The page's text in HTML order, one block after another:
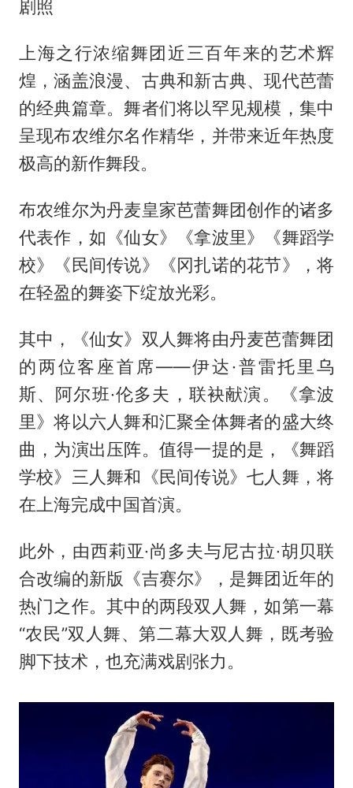
剧照
上海之行浓缩舞团近三百年来的艺术辉
煌，涵盖浪漫、古典和新古典、现代芭蕾
的经典篇章。舞者们将以罕见规模，集中
呈现布农维尔名作精华，并带来近年热度
极高的新作舞段。
布农维尔为丹麦皇家芭蕾舞团创作的诸多
代表作，如《仙女》《拿波里》《舞蹈学
校》《民间传说》《冈扎诺的花节》，将
在轻盈的舞姿下绽放光彩。
其中，《仙女》双人舞将由丹麦芭蕾舞团
的两位客座首席——伊达·普雷托里乌
斯、阿尔班·伦多夫，联袂献演。《拿波
里》将以六人舞和汇聚全体舞者的盛大终
曲，为演出压阵。值得一提的是，《舞蹈
学校》三人舞和《民间传说》七人舞，将
在上海完成中国首演。
此外，由西莉亚·尚多夫与尼古拉·胡贝联
合改编的新版《吉赛尔》，是舞团近年的
热门之作。其中的两段双人舞，如第一幕
“农民”双人舞、第二幕大双人舞，既考验
脚下技术，也充满戏剧张力。